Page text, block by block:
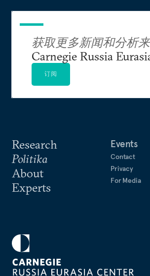
Research
Politika
About
Experts
Events
Contact
Privacy
For Media
获取更多新闻和分析
Carnegie Russia
订阅